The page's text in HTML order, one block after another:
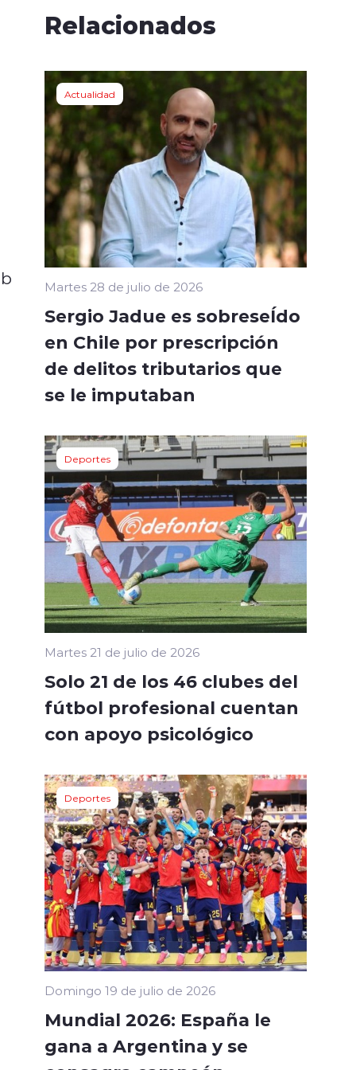
Relacionados
Actualidad
Martes 28 de julio de 2026
Sergio Jadue es sobreseÍdo
en Chile por prescripción
de delitos tributarios que
se le imputaban
Deportes
Martes 21 de julio de 2026
Solo 21 de los 46 clubes del
fútbol profesional cuentan
con apoyo psicológico
Deportes
Domingo 19 de julio de 2026
Mundial 2026: España le
gana a Argentina y se